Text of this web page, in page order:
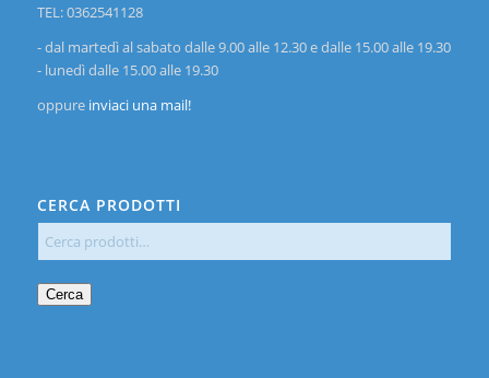
TEL: 0362541128
- dal martedì al sabato dalle 9.00 alle 12.30 e dalle 15.00 alle 19.30
- lunedì dalle 15.00 alle 19.30
oppureinviaci una mail!
CERCA PRODOTTI
Cerca